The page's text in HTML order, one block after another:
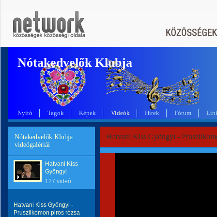
Nótakedvelők Klubja
Nyitó Tagok Képek Videók Hírek Fórum
Nótakedvelők Klubja
videógalériái
Hatvani Kiss
Gyöngyi
127 videó
Hatvani Kiss Gyöngyi -
Pruszlikomon piros rózsa
Hatvani Kiss Gyöngyi -